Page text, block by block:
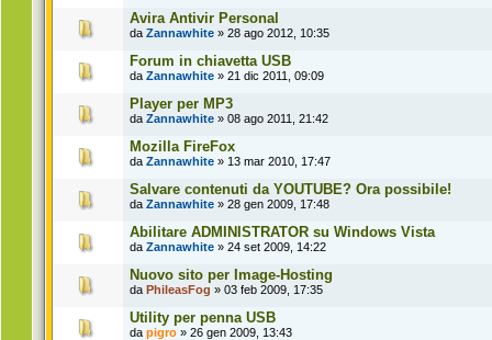
Avira Antivir Personal
da Zannawhite » 28 ago 2012, 10:35
Forum in chiavetta USB
da Zannawhite » 21 dic 2011, 09:09
Player per MP3
da Zannawhite » 08 ago 2011, 21:42
Mozilla FireFox
da Zannawhite » 13 mar 2010, 17:47
Salvare contenuti da YOUTUBE? Ora possibile!
da Zannawhite » 28 gen 2009, 17:48
Abilitare ADMINISTRATOR su Windows Vista
da Zannawhite » 24 set 2009, 14:22
Nuovo sito per Image-Hosting
da PhileasFog » 03 feb 2009, 17:35
Utility per penna USB
da pigro » 26 gen 2009, 13:43